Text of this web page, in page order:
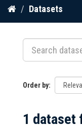
Skip
content
Datasets
Order by
1 dataset